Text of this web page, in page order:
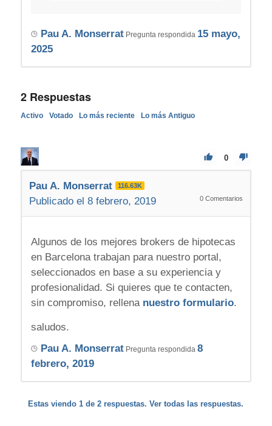
Pau A. MonserratPregunta respondida 15 mayo,
2025
2Respuestas
Activo Votado Lo más reciente Lo más Antiguo
0
Pau A. Monserrat 116.63K
Publicado el 8 febrero, 2019 0 Comentarios
Algunos de los mejores brokers de hipotecas
en Barcelona trabajan para nuestro portal,
seleccionados en base a su experiencia y
profesionalidad. Si quieres que te contacten,
sin compromiso, rellena nuestro formulario.
saludos.
Pau A. MonserratPregunta respondida 8
febrero, 2019
Estas viendo 1 de 2 respuestas. Ver todas las respuestas.